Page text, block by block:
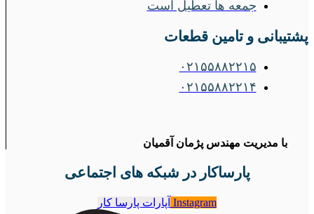
جمعه ها تعطیل است
پشتیبانی و تامین قطعات
۰۲۱۵۵۸۸۲۲۱۵
۰۲۱۵۵۸۸۲۲۱۴
با مدیریت مهندس پژمان آقمیان
پارساکار در شبکه های اجتماعی
Instagram آپارات پارسا کار